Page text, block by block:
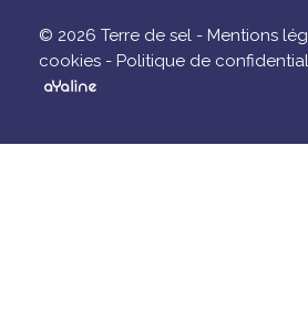
© 2026 Terre de sel - Mentions
cookies - Politique de